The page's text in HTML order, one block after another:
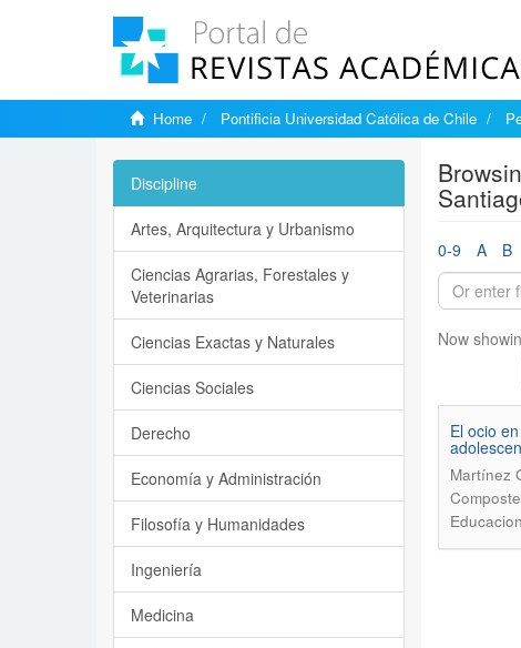
Home Pontificia Universidad Católica de Chile
0-9 A B
Now
El ocio
Martínez
Discipline
Artes, Arquitectura y Urbanismo
Ciencias Agrarias, Forestales y
Veterinarias
Ciencias Exactas y Naturales
Ciencias Sociales
Derecho
Economía y Administración
Filosofía y Humanidades
Ingeniería
Medicina